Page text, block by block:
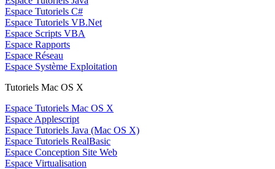
Espace Tutoriels C#
Espace Tutoriels VB.Net
Espace Scripts VBA
Espace Rapports
Espace Réseau
Espace Système Exploitation
Tutoriels Mac OS X
Espace Tutoriels Mac OS X
Espace Applescript
Espace Tutoriels Java (Mac OS X)
Espace Tutoriels RealBasic
Espace Conception Site Web
Espace Virtualisation